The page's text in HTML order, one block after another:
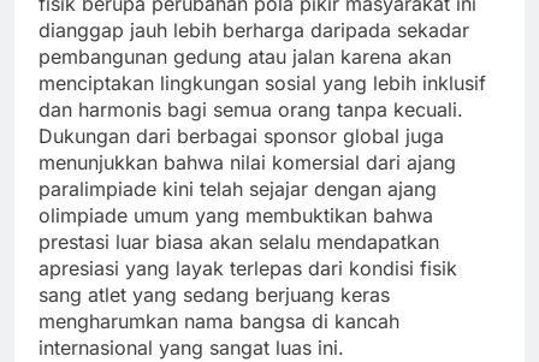
dianggap jauh lebih berharga daripada sekadar
pembangunan gedung atau jalan karena akan
menciptakan lingkungan sosial yang lebih inklusif
dan harmonis bagi semua orang tanpa kecuali.
Dukungan dari berbagai sponsor global juga
menunjukkan bahwa nilai komersial dari ajang
paralimpiade kini telah sejajar dengan ajang
olimpiade umum yang membuktikan bahwa
prestasi luar biasa akan selalu mendapatkan
apresiasi yang layak terlepas dari kondisi fisik
sang atlet yang sedang berjuang keras
mengharumkan nama bangsa di kancah
internasional yang sangat luas ini.